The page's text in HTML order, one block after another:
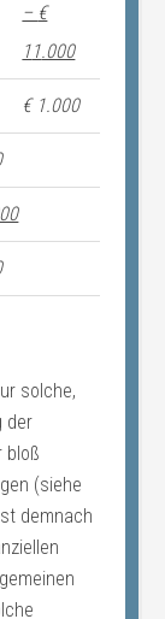
– €
11.000
€ 1.000
solche,
der
bloß
(siehe
demnach